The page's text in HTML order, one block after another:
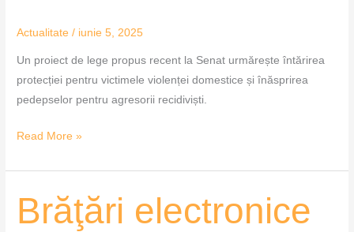
Actualitate / iunie 5, 2025
Un proiect de lege propus recent la Senat urmărește întărirea
protecției pentru victimele violenței domestice și înăsprirea
pedepselor pentru agresorii recidiviști.
Read More »
Brăţări electronice
Brăţări
electronice